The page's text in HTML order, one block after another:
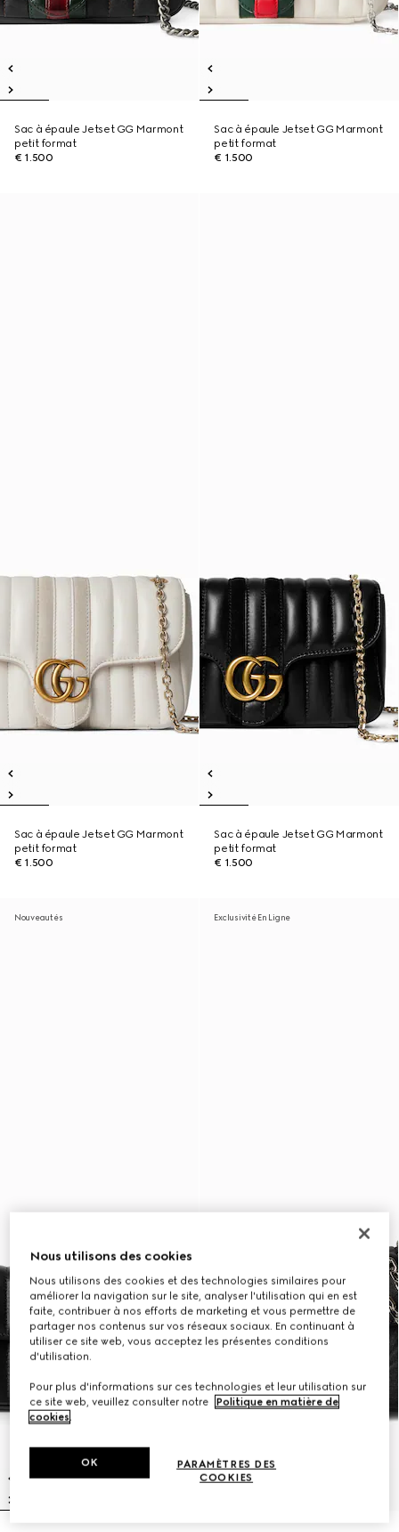
Sac à épaule Jetset GG Marmont
petit format
€ 1.500
Sac à épaule Jetset GG Marmont
petit format
€ 1.500
Sac à épaule Jetset GG Marmont
petit format
€ 1.500
Sac à épaule Jetset GG Marmont
petit format
€ 1.500
Nouveautés Exclusivité En Ligne
Nous utilisons des cookies
Nous utilisons des cookies et des technologies similaires pour
améliorer la navigation sur le site, analyser l'utilisation qui en est
faite, contribuer à nos efforts de marketing et vous permettre de
partager nos contenus sur vos réseaux sociaux. En continuant à
utiliser ce site web, vous acceptez les présentes conditions
d'utilisation.
Pour plus d'informations sur ces technologies et leur utilisation sur
ce site web, veuillez consulter notre
Politique en matière de
cookies.
PARAMÈTRES DES
COOKIES
OK